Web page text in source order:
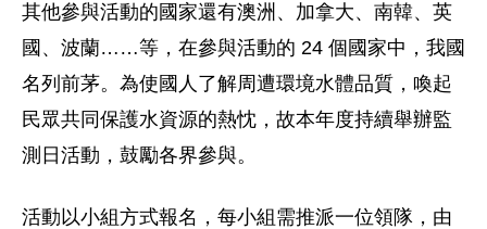
其他參與活動的國家還有澳洲、加拿大、南韓、英
國、波蘭……等，在參與活動的 24 個國家中，我國
名列前茅。為使國人了解周遭環境水體品質，喚起
民眾共同保護水資源的熱忱，故本年度持續舉辦監
測日活動，鼓勵各界參與。
活動以小組方式報名，每小組需推派一位領隊，由